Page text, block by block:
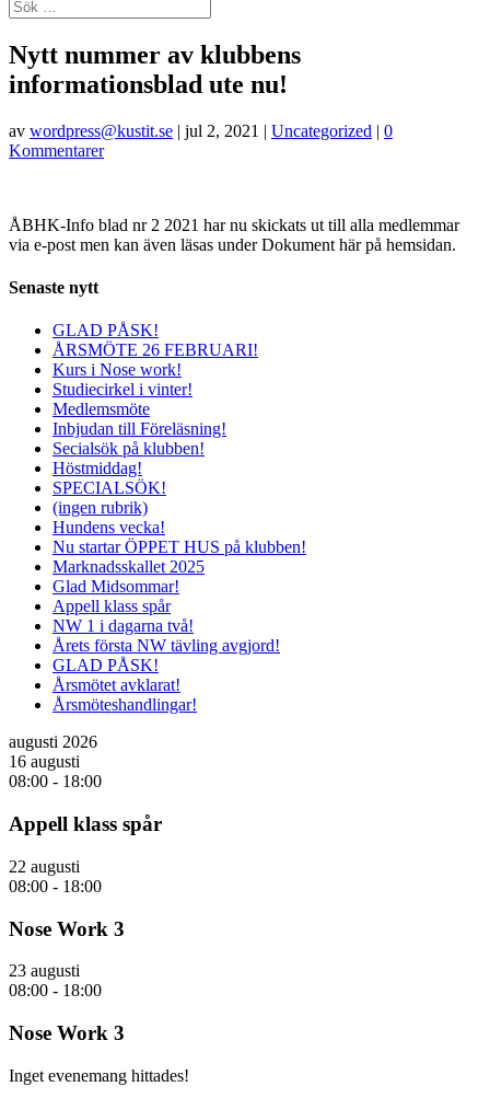
Nytt nummer av klubbens
informationsblad ute nu!
av wordpress@kustit.se | jul 2, 2021 | Uncategorized | 0
Kommentarer
ÅBHK-Info blad nr 2 2021 har nu skickats ut till alla medlemmar
via e-post men kan även läsas under Dokument här på hemsidan.
Senaste nytt
GLAD PÅSK!
ÅRSMÖTE 26 FEBRUARI!
Kurs i Nose work!
Studiecirkel i vinter!
Medlemsmöte
Inbjudan till Föreläsning!
Secialsök på klubben!
Höstmiddag!
SPECIALSÖK!
(ingen rubrik)
Hundens vecka!
Nu startar ÖPPET HUS på klubben!
Marknadsskallet 2025
Glad Midsommar!
Appell klass spår
NW 1 i dagarna två!
Årets första NW tävling avgjord!
GLAD PÅSK!
Årsmötet avklarat!
Årsmöteshandlingar!
augusti 2026
16 augusti
08:00 - 18:00
Appell klass spår
22 augusti
08:00 - 18:00
Nose Work 3
23 augusti
08:00 - 18:00
Nose Work 3
Inget evenemang hittades!